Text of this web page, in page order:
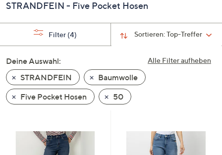
Pfeiltasten
nach
und
nach
unten
oder
wischen
Sie
Geräten
STRANDFEIN - Five Pocket Hosen
Sortieren:Top-Treffer
Filter (4)
Alle Filter aufheben
Deine Auswahl:
STRANDFEIN
Baumwolle
Five Pocket Hosen
50